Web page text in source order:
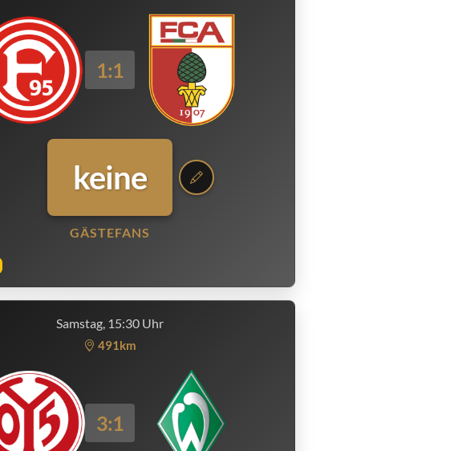
1:1
keine
GÄSTEFANS
Samstag, 15:30 Uhr
491km
3:1